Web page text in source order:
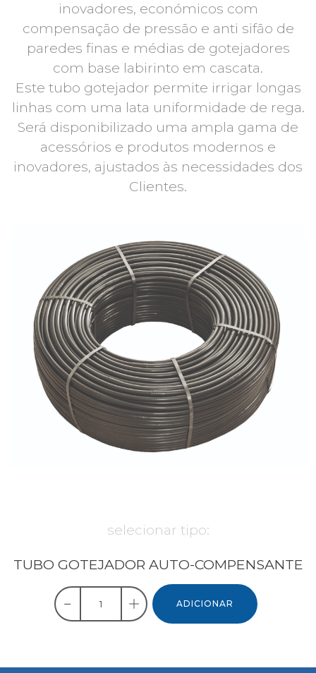
inovadores, económicos com
compensação de pressão e anti sifão de
paredes finas e médias de gotejadores
com base labirinto em cascata.
Este tubo gotejador permite irrigar longas
linhas com uma lata uniformidade de rega.
Será disponibilizado uma ampla gama de
acessórios e produtos modernos e
inovadores, ajustados às necessidades dos
Clientes.
selecionar tipo:
TUBO GOTEJADOR AUTO-COMPENSANTE
ADICIONAR